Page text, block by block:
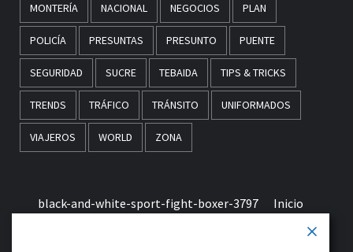
MONTERÍA NACIONAL NEGOCIOS PLAN
POLICÍA PRESUNTAS PRESUNTO PUENTE
SEGURIDAD SUCRE TEBAIDA TIPS & TRICKS
TRENDS TRÁFICO TRÁNSITO UNIFORMADOS
VIAJEROS WORLD ZONA
black-and-white-sport-fight-boxer-3797 Inicio